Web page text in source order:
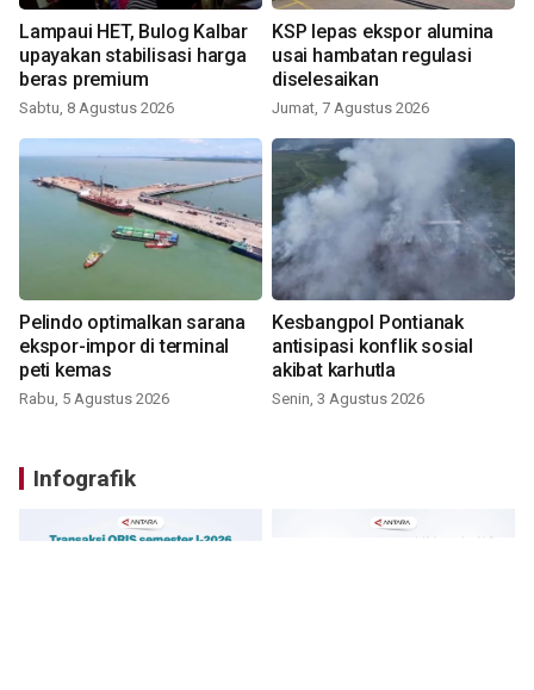
Lampaui HET, Bulog Kalbar
upayakan stabilisasi harga
beras premium
Sabtu, 8 Agustus 2026
KSP lepas ekspor alumina
usai hambatan regulasi
diselesaikan
Jumat, 7 Agustus 2026
Pelindo optimalkan sarana
ekspor-impor di terminal
peti kemas
Rabu, 5 Agustus 2026
Kesbangpol Pontianak
antisipasi konflik sosial
akibat karhutla
Senin, 3 Agustus 2026
Infografik